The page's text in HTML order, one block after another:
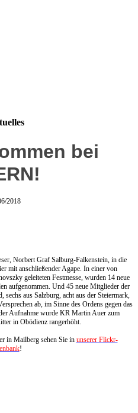
bei
2018
Norbert Graf Salburg-Falkenstein, in die
mit anschließender Agape. In einer von
geleiteten Festmesse, wurden 14 neue
aufgenommen. Und 45 neue Mitglieder der
aus Salzburg, acht aus der Steiermark,
ab, im Sinne des Ordens gegen das
Aufnahme wurde KR Martin Auer zum
in Obödienz rangerhöht.
in Mailberg sehen Sie in unserer Flickr-
!